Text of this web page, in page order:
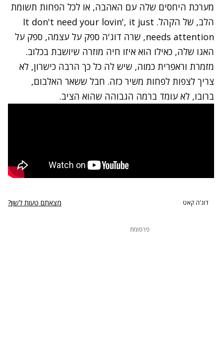
מערכת היחסים שלה עם האהבה, או לכל הפחות תשומת
הלב, של הקהל. It don't need your lovin', it just
needs attention, שרה דוג'ה ספק על עצמה, ספק על
האגו שלה, כאילו הוא איזו חיה מוזרה שיושבת בכלוב.
מזמרת וראפרית כמוה, שיש לה כל כך הרבה כישרון, לא
צריך לצפות לפחות משיר כזה. חבל ששאר האלבום,
ברובו, לא עומד ברמה הגבוהה שהוא הציב.
דוג'ה קאט מצאתם טעות לשון?
פרסומת